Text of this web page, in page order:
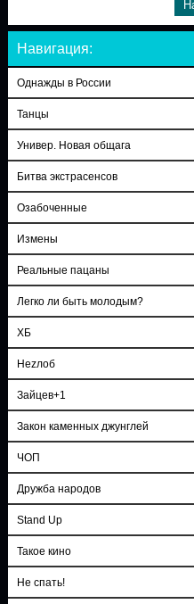
Навигация:
Однажды в России
Танцы
Универ. Новая общага
Битва экстрасенсов
Озабоченные
Измены
Реальные пацаны
Легко ли быть молодым?
ХБ
Неzлоб
Зайцев+1
Закон каменных джунглей
ЧОП
Дружба народов
Stand Up
Такое кино
Не спать!